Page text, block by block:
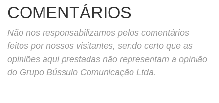
COMENTÁRIOS
Não nos responsabilizamos pelos comentários
feitos por nossos visitantes, sendo certo que as
opiniões aqui prestadas não representam a opinião
do Grupo Bússulo Comunicação Ltda.